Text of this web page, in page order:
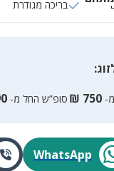
בריכה מגודרת
:
750
₪ סופ”ש החל מ-
WhatsApp